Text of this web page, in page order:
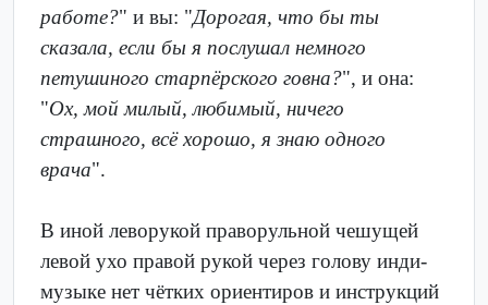
работе?" и вы: "Дорогая, что бы ты
сказала, если бы я послушал немного
петушиного старпёрского говна?", и она:
"Ох, мой милый, любимый, ничего
страшного, всё хорошо, я знаю одного
врача".
В иной леворукой праворульной чешущей
левой ухо правой рукой через голову инди-
музыке нет чётких ориентиров и инструкций